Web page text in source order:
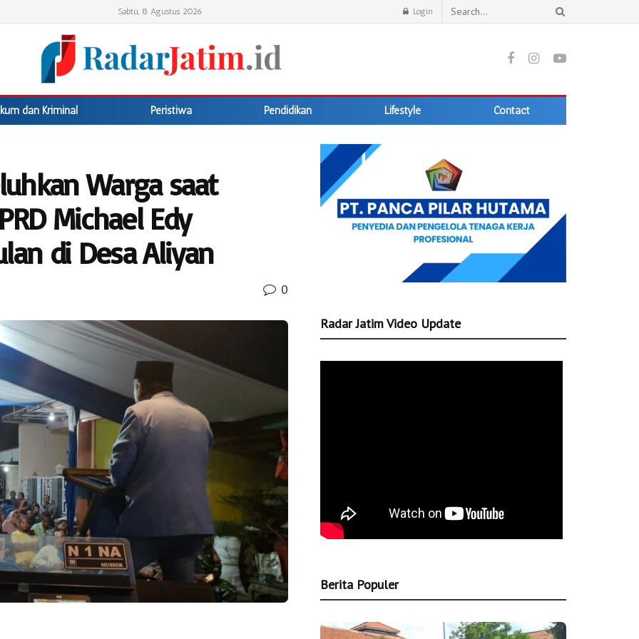
Sabtu, 8 Agustus 2026 Login
dan Kriminal Peristiwa Pendidikan Lifestyle Contact
Warga saat
Michael Edy
di Desa Aliyan
0
Radar Jatim Video Update
Berita Populer